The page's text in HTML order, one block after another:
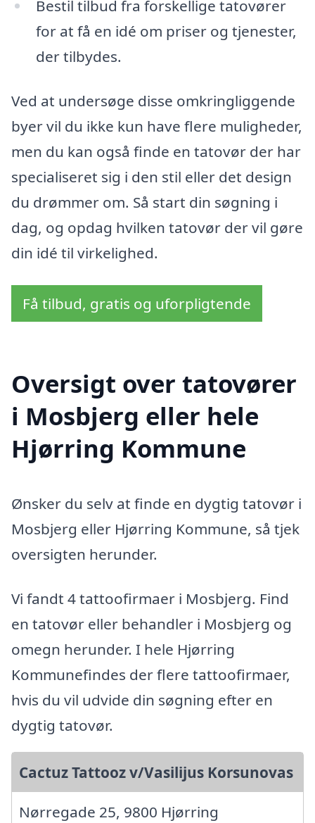
Bestil tilbud fra forskellige tatovører
for at få en idé om priser og tjenester,
der tilbydes.
Ved at undersøge disse omkringliggende
byer vil du ikke kun have flere muligheder,
men du kan også finde en tatovør der har
specialiseret sig i den stil eller det design
du drømmer om. Så start din søgning i
dag, og opdag hvilken tatovør der vil gøre
din idé til virkelighed.
Få tilbud, gratis og uforpligtende
Oversigt over tatovører
i Mosbjerg eller hele
Hjørring Kommune
Ønsker du selv at finde en dygtig tatovør i
Mosbjerg eller Hjørring Kommune, så tjek
oversigten herunder.
Vi fandt 4 tattoofirmaer i Mosbjerg. Find
en tatovør eller behandler i Mosbjerg og
omegn herunder. I hele Hjørring
Kommunefindes der flere tattoofirmaer,
hvis du vil udvide din søgning efter en
dygtig tatovør.
Cactuz Tattooz v/Vasilijus Korsunovas
Nørregade 25, 9800 Hjørring